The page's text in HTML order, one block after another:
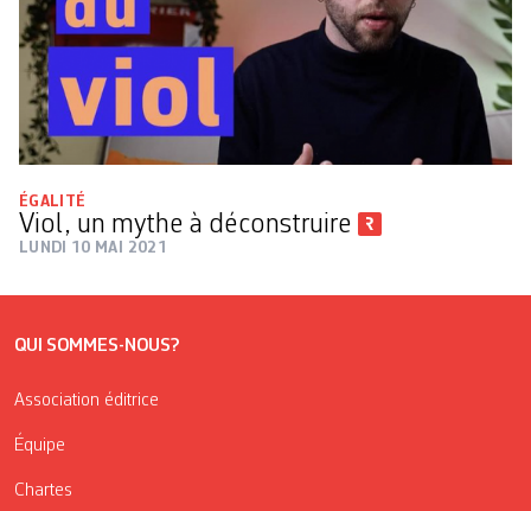
ÉGALITÉ
Viol, un mythe à déconstruire
LUNDI 10 MAI 2021
QUI SOMMES-NOUS?
Association éditrice
Équipe
Chartes